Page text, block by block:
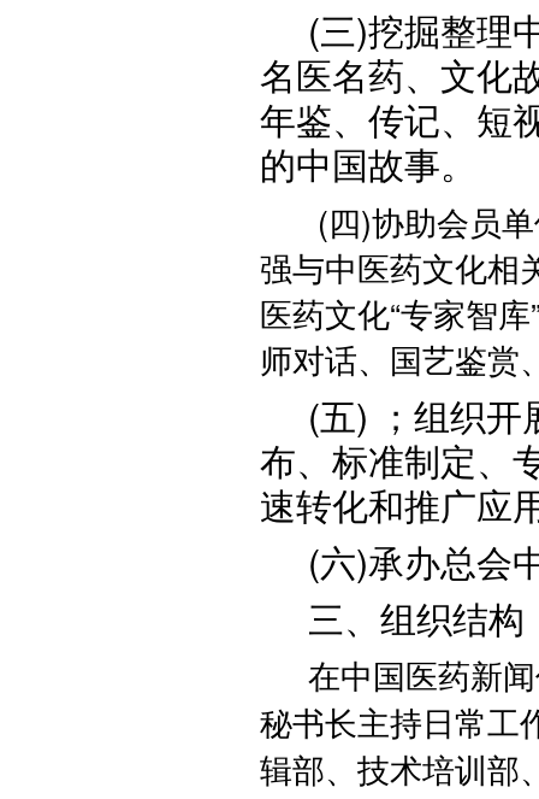
(三)挖掘整理
名医名药、文化
年鉴、传记、短
的中国故事。
(四)协助会员
强与中医药文化相
医药文化“专家智
师对话、国艺鉴
(五) ；组织开
布、标准制定、
速转化和推广应
(六)承办总会
三、组织结构
在中国医药新
秘书长主持日常工
辑部、技术培训部